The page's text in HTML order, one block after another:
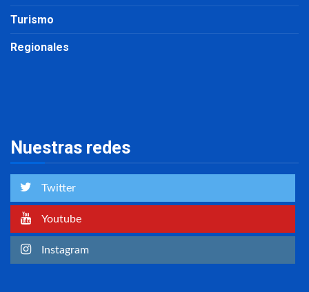
Turismo
Regionales
Nuestras redes
Twitter
Youtube
Instagram